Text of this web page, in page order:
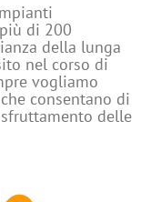
di 200
della lunga
nel corso di
vogliamo
consentano di
delle